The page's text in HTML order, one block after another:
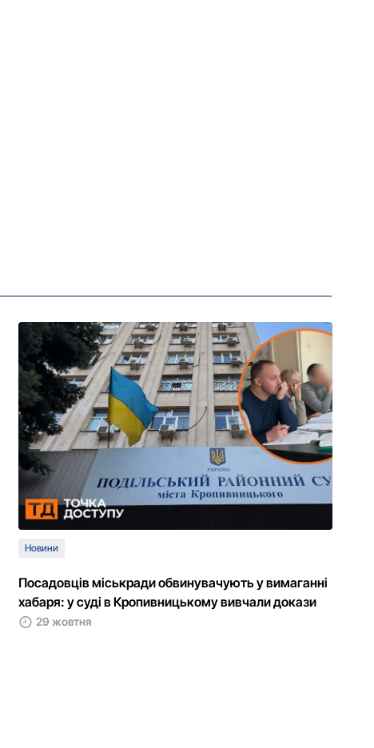
Новини
Посадовців міськради обвинувачують у вимаганні
хабаря: у суді в Кропивницькому вивчали докази
29 жовтня